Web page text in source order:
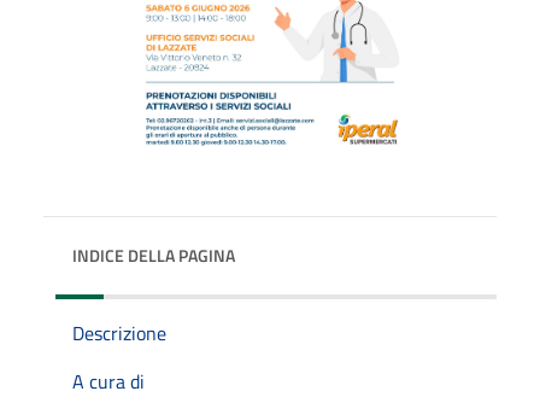
INDICE DELLA PAGINA
Descrizione
A cura di